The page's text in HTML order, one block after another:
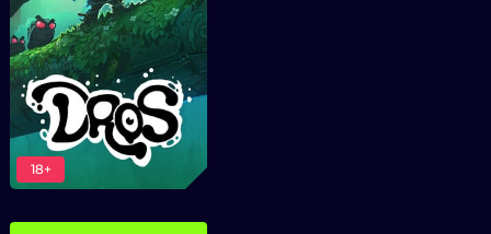
18+